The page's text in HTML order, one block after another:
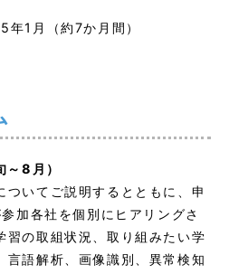
1月（約7か月間）
～8月）
ついてご説明するとともに、申
加各社を個別にヒアリングさ
習の取組状況、取り組みたい学
言語解析、画像識別、異常検知